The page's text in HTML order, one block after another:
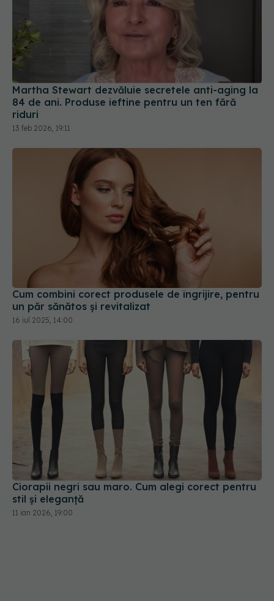
Martha Stewart dezvăluie secretele anti-aging la
84 de ani. Produse ieftine pentru un ten fără
riduri
13 feb 2026, 19:11
Cum combini corect produsele de îngrijire, pentru
un păr sănătos și revitalizat
16 iul 2025, 14:00
Ciorapii negri sau maro. Cum alegi corect pentru
stil și eleganță
11 ian 2026, 19:00